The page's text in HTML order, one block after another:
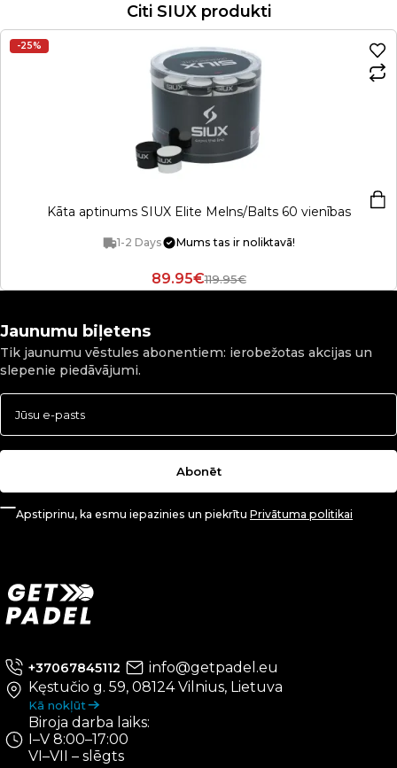
Citi SIUX produkti
-25%
Kāta aptinums SIUX Elite Melns/Balts 60 vienības
1-2 Days Mums tas ir noliktavā!
89.95€119.95€
Jaunumu biļetens
Tik jaunumu vēstules abonentiem: ierobežotas akcijas un
slepenie piedāvājumi.
Apstiprinu, ka esmu iepazinies un piekrītu Privātuma politikai
Abonēt
+37067845112
info@getpadel.eu
Kęstučio g. 59, 08124 Vilnius, Lietuva
Kā nokļūt
Biroja darba laiks:
I–V 8:00–17:00
VI–VII – slēgts